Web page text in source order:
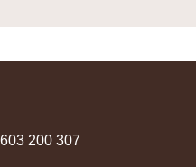
200 307